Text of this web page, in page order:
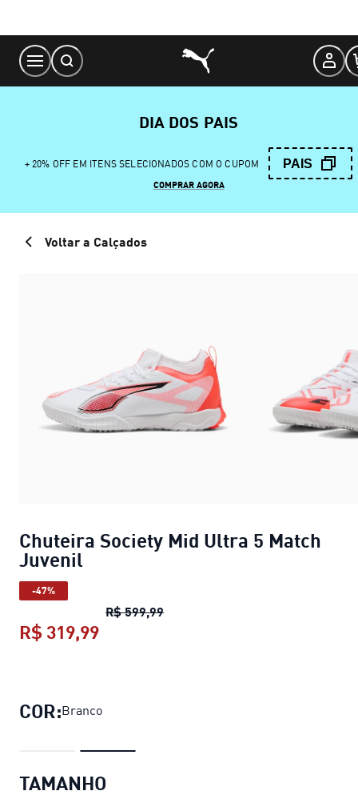
Content
DIA DOS PAIS
+ 20% OFF EM ITENS SELECIONADOS COM O CUPOM PAIS
COMPRAR AGORA
Voltar a Calçados
Chuteira Society Mid Ultra 5 Match
Juvenil
-47%
R$ 599,99Chuteira Society Mid Ultra 5
R$ 319,99
COR:Branco
TAMANHO